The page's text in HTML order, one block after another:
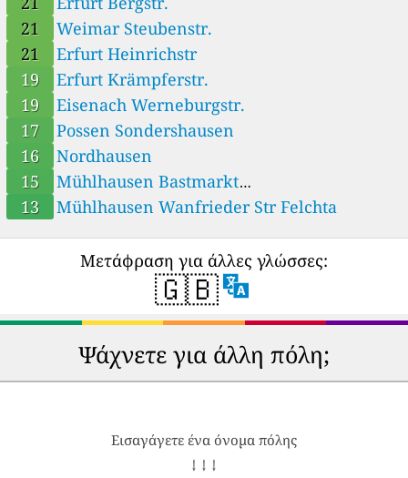
21
Weimar Steubenstr.
21
Erfurt Heinrichstr
19
Erfurt Krämpferstr.
19
Eisenach Werneburgstr.
17
Possen Sondershausen
16
Nordhausen
15
Mühlhausen Bastmarkt
Mühlhausen/Thüringen
13 Mühlhausen Wanfrieder Str Felchta
Μετάφραση για άλλες γλώσσες:
🇬🇧
Ψάχνετε για άλλη πόλη;
Εισαγάγετε ένα όνομα πόλης
↓ ↓ ↓